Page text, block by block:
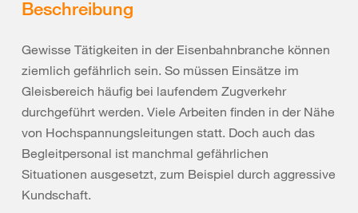
Beschreibung
Gewisse Tätigkeiten in der Eisenbahnbranche können
ziemlich gefährlich sein. So müssen Einsätze im
Gleisbereich häufig bei laufendem Zugverkehr
durchgeführt werden. Viele Arbeiten finden in der Nähe
von Hochspannungsleitungen statt. Doch auch das
Begleitpersonal ist manchmal gefährlichen
Situationen ausgesetzt, zum Beispiel durch aggressive
Kundschaft.